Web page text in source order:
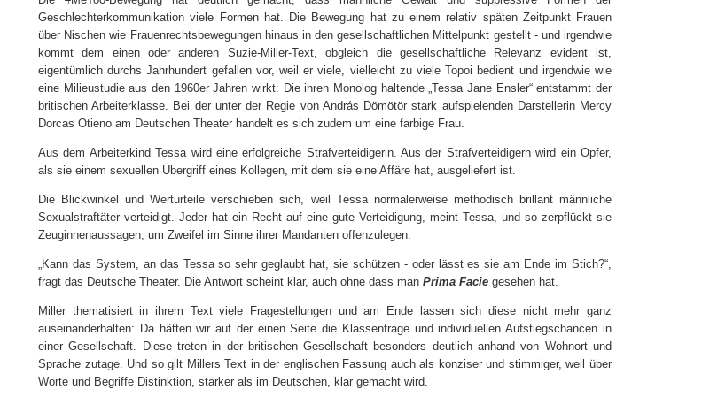
Geschlechterkommunikation viele Formen hat. Die Bewegung hat zu einem relativ späten Zeitpunkt Frauen
über Nischen wie Frauenrechtsbewegungen hinaus in den gesellschaftlichen Mittelpunkt gestellt - und irgendwie
kommt dem einen oder anderen Suzie-Miller-Text, obgleich die gesellschaftliche Relevanz evident ist,
eigentümlich durchs Jahrhundert gefallen vor, weil er viele, vielleicht zu viele Topoi bedient und irgendwie wie
eine Milieustudie aus den 1960er Jahren wirkt: Die ihren Monolog haltende „Tessa Jane Ensler“ entstammt der
britischen Arbeiterklasse. Bei der unter der Regie von András Dömötör stark aufspielenden Darstellerin Mercy
Dorcas Otieno am Deutschen Theater handelt es sich zudem um eine farbige Frau.
Aus dem Arbeiterkind Tessa wird eine erfolgreiche Strafverteidigerin. Aus der Strafverteidigern wird ein Opfer,
als sie einem sexuellen Übergriff eines Kollegen, mit dem sie eine Affäre hat, ausgeliefert ist.
Die Blickwinkel und Werturteile verschieben sich, weil Tessa normalerweise methodisch brillant männliche
Sexualstraftäter verteidigt. Jeder hat ein Recht auf eine gute Verteidigung, meint Tessa, und so zerpflückt sie
Zeuginnenaussagen, um Zweifel im Sinne ihrer Mandanten offenzulegen.
Kann das System, an das Tessa so sehr geglaubt hat, sie schützen - oder lässt es sie am Ende im Stich?“,
fragt das Deutsche Theater. Die Antwort scheint klar, auch ohne dass man Prima Facie gesehen hat.
Miller thematisiert in ihrem Text viele Fragestellungen und am Ende lassen sich diese nicht mehr ganz
auseinanderhalten: Da hätten wir auf der einen Seite die Klassenfrage und individuellen Aufstiegschancen in
einer Gesellschaft. Diese treten in der britischen Gesellschaft besonders deutlich anhand von Wohnort und
Sprache zutage. Und so gilt Millers Text in der englischen Fassung auch als konziser und stimmiger, weil über
Worte und Begriffe Distinktion, stärker als im Deutschen, klar gemacht wird.